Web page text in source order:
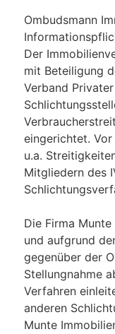
Ombudsmann
Der
mit Beteiligung
Verband
eingerichtet.
u.a.
Mitgliedern des
Die Firma
und aufgrund
gegenüber der
Stellungnahme
Verfahren
anderen
Munte